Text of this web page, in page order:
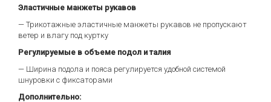
Эластичные манжеты рукавов
— Трикотажные эластичные манжеты рукавов не пропускают
ветер и влагу под куртку
Регулируемые в объеме подол и талия
— Ширина подола и пояса регулируется удобной системой
шнуровки с фиксаторами
Дополнительно: